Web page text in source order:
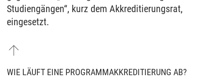
Studiengängen“, kurz dem Akkreditierungsrat,
eingesetzt.
WIE LÄUFT EINE PROGRAMMAKKREDITIERUNG AB?